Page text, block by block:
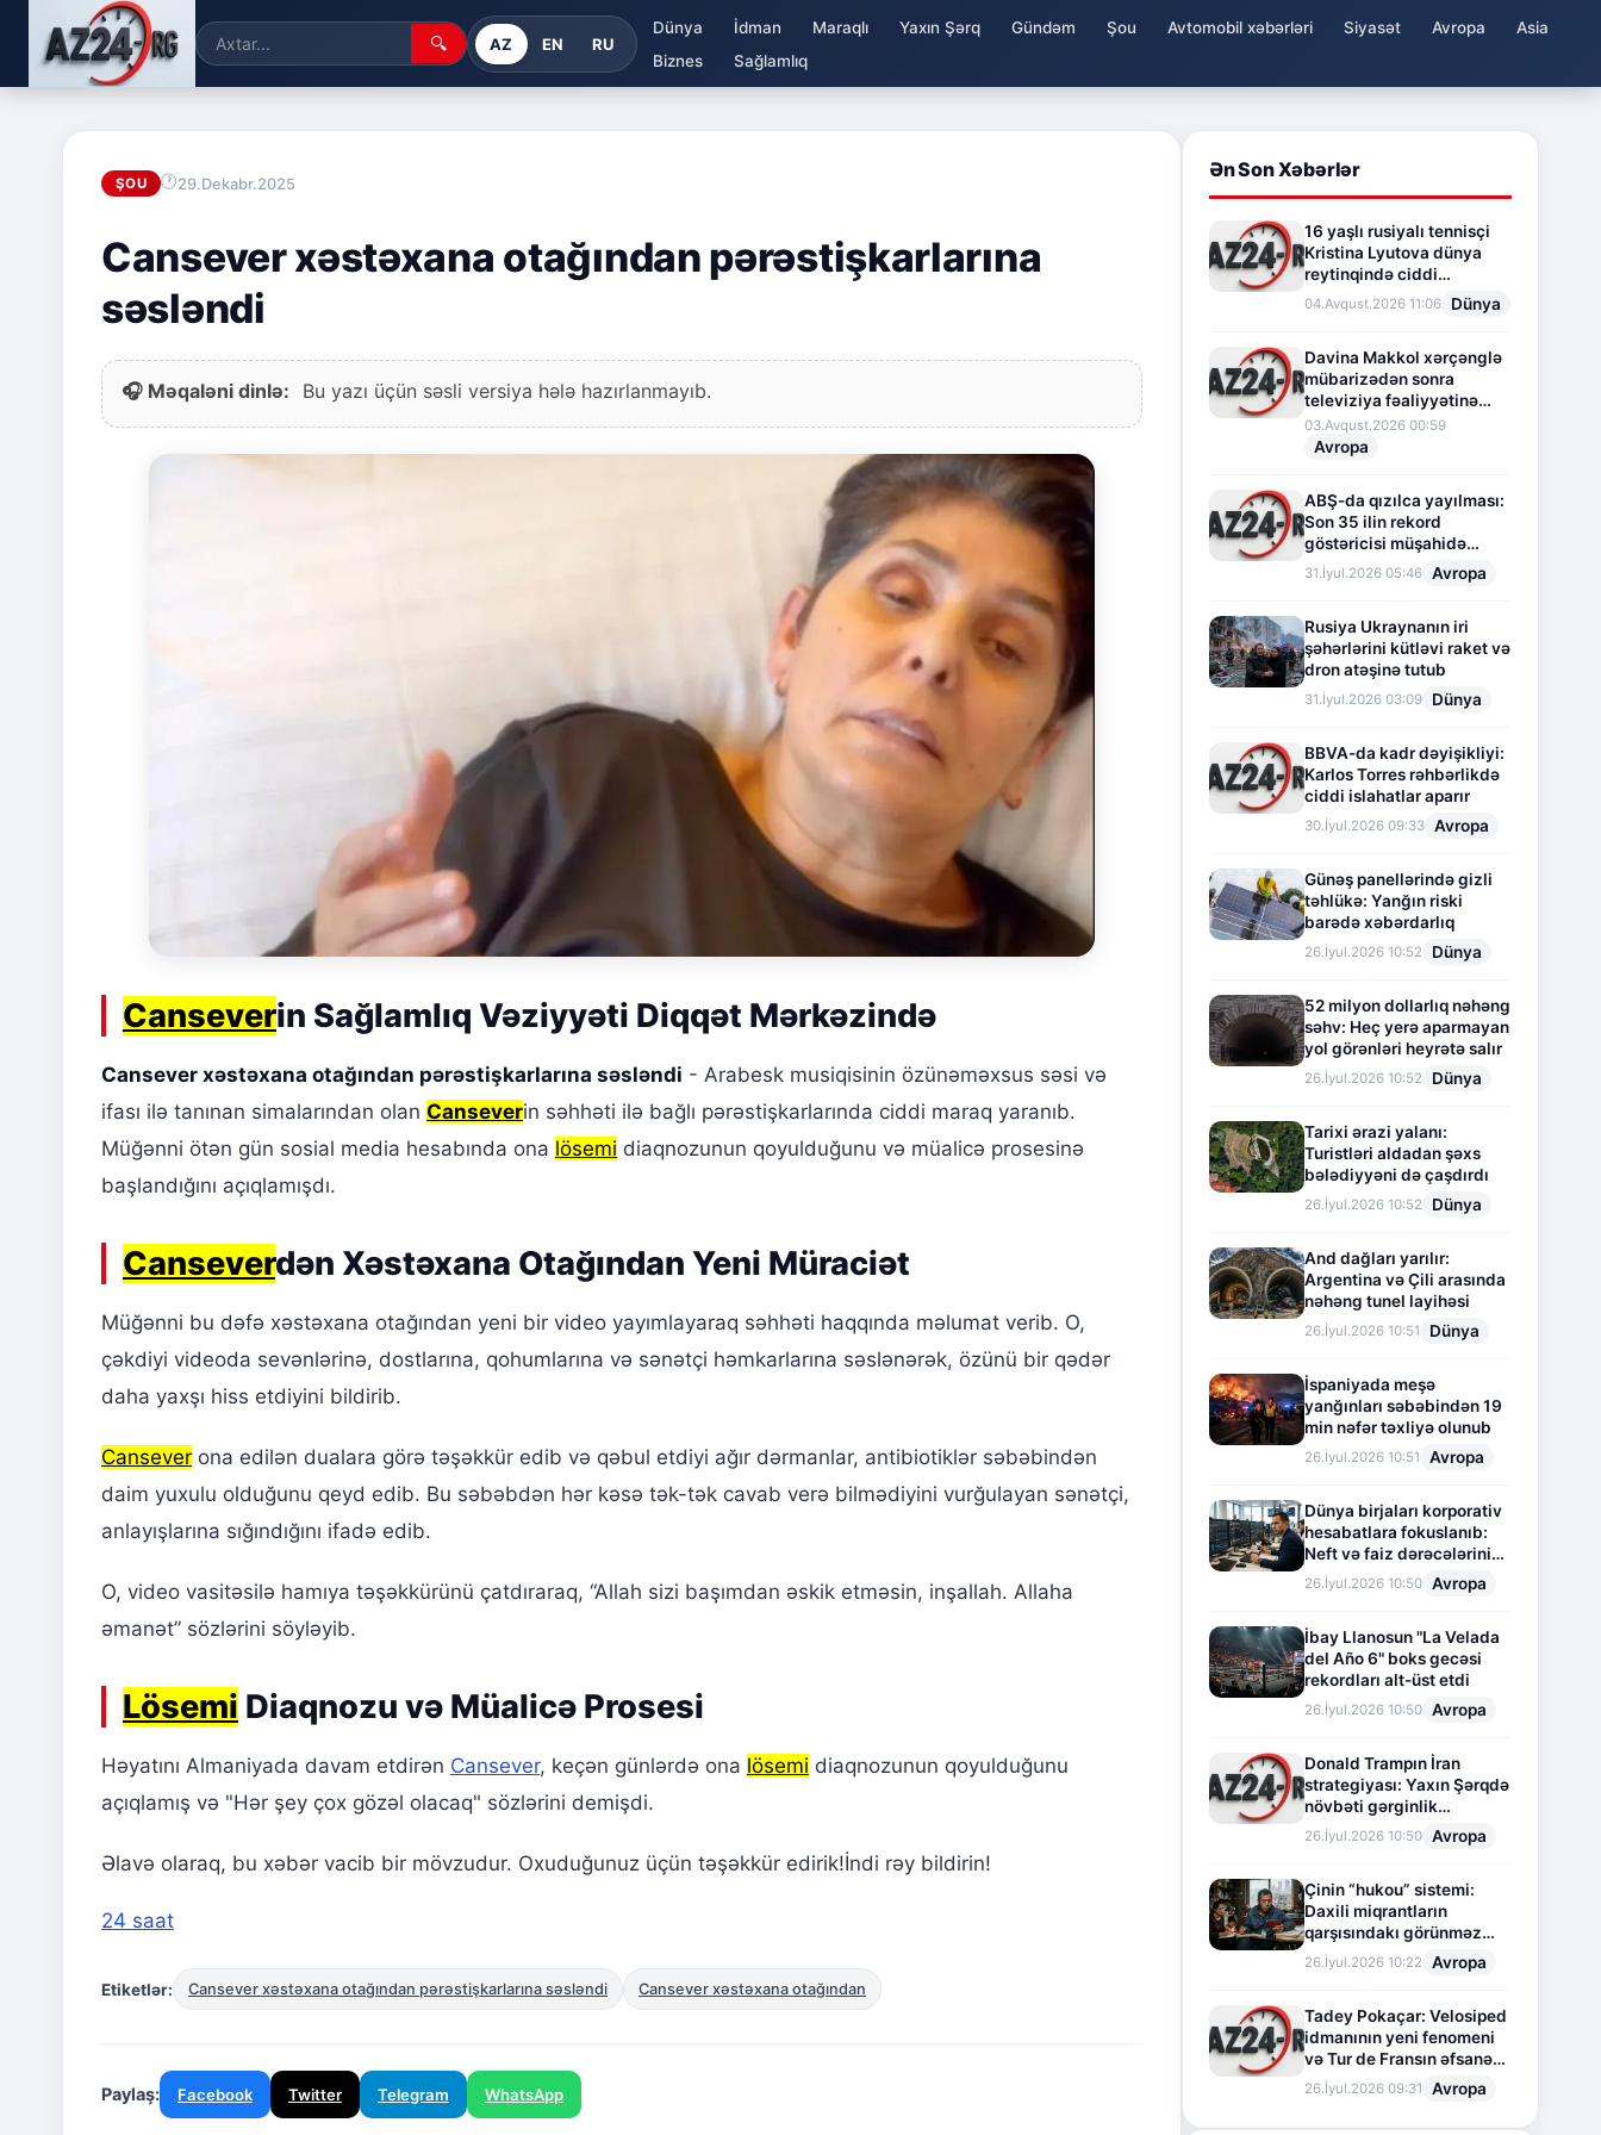
🔍 AZ EN RU
Dünya İdman Maraqlı Yaxın Şərq Gündəm Şou Avtomobil xəbərləri Siyasət Avropa
Asia
Biznes
Sağlamlıq
ŞOU 29.Dekabr.2025
Cansever xəstəxana otağından pərəstişkarlarına
səsləndi
🎧 Məqaləni dinlə: Bu yazı üçün səsli versiya hələ hazırlanmayıb.
Canseverin Sağlamlıq Vəziyyəti Diqqət Mərkəzində
Cansever xəstəxana otağından pərəstişkarlarına səsləndi - Arabesk musiqisinin özünəməxsus səsi və
ifası ilə tanınan simalarından olan Canseverin səhhəti ilə bağlı pərəstişkarlarında ciddi maraq yaranıb.
Müğənni ötən gün sosial media hesabında ona lösemi diaqnozunun qoyulduğunu və müalicə prosesinə
başlandığını açıqlamışdı.
Canseverdən Xəstəxana Otağından Yeni Müraciət
Müğənni bu dəfə xəstəxana otağından yeni bir video yayımlayaraq səhhəti haqqında məlumat verib. O,
çəkdiyi videoda sevənlərinə, dostlarına, qohumlarına və sənətçi həmkarlarına səslənərək, özünü bir qədər
daha yaxşı hiss etdiyini bildirib.
Cansever ona edilən dualara görə təşəkkür edib və qəbul etdiyi ağır dərmanlar, antibiotiklər səbəbindən
daim yuxulu olduğunu qeyd edib. Bu səbəbdən hər kəsə tək-tək cavab verə bilmədiyini vurğulayan sənətçi,
anlayışlarına sığındığını ifadə edib.
O, video vasitəsilə hamıya təşəkkürünü çatdıraraq, “Allah sizi başımdan əskik etməsin, inşallah. Allaha
əmanət” sözlərini söyləyib.
Lösemi Diaqnozu və Müalicə Prosesi
Həyatını Almaniyada davam etdirən Cansever, keçən günlərdə ona lösemi diaqnozunun qoyulduğunu
açıqlamış və "Hər şey çox gözəl olacaq" sözlərini demişdi.
Əlavə olaraq, bu xəbər vacib bir mövzudur. Oxuduğunuz üçün təşəkkür edirik!İndi rəy bildirin!
24 saat
Etiketlər: Cansever xəstəxana otağından pərəstişkarlarına səsləndi Cansever xəstəxana otağından
Paylaş: Facebook Twitter Telegram WhatsApp
Ən Son Xəbərlər
16 yaşlı rusiyalı tennisçi
Kristina Lyutova dünya
reytinqində ciddi
irəliləyişə imza atdı
04.Avqust.2026 11:06 Dünya
Davina Makkol xərçənglə
mübarizədən sonra
televiziya fəaliyyətinə
fasilə verir
03.Avqust.2026 00:59
Avropa
ABŞ-da qızılca yayılması:
Son 35 ilin rekord
göstəricisi müşahidə
olunur
31.İyul.2026 05:46 Avropa
Rusiya Ukraynanın iri
şəhərlərini kütləvi raket və
dron atəşinə tutub
31.İyul.2026 03:09 Dünya
BBVA-da kadr dəyişikliyi:
Karlos Torres rəhbərlikdə
ciddi islahatlar aparır
30.İyul.2026 09:33 Avropa
Günəş panellərində gizli
təhlükə: Yanğın riski
barədə xəbərdarlıq
26.İyul.2026 10:52 Dünya
52 milyon dollarlıq nəhəng
səhv: Heç yerə aparmayan
yol görənləri heyrətə salır
26.İyul.2026 10:52 Dünya
Tarixi ərazi yalanı:
Turistləri aldadan şəxs
bələdiyyəni də çaşdırdı
26.İyul.2026 10:52 Dünya
And dağları yarılır:
Argentina və Çili arasında
nəhəng tunel layihəsi
26.İyul.2026 10:51 Dünya
İspaniyada meşə
yanğınları səbəbindən 19
min nəfər təxliyə olunub
26.İyul.2026 10:51 Avropa
Dünya birjaları korporativ
hesabatlara fokuslanıb:
Neft və faiz dərəcələrinin
təsiri altında cari vəziyyət
26.İyul.2026 10:50 Avropa
İbay Llanosun "La Velada
del Año 6" boks gecəsi
rekordları alt-üst etdi
26.İyul.2026 10:50 Avropa
Donald Trampın İran
strategiyası: Yaxın Şərqdə
növbəti gərginlik
mərhələsi
26.İyul.2026 10:50 Avropa
Çinin “hukou” sistemi:
Daxili miqrantların
qarşısındakı görünməz
sədd
26.İyul.2026 10:22 Avropa
Tadey Pokaçar: Velosiped
idmanının yeni fenomeni
və Tur de Fransın əfsanəvi
səhifəsi
26.İyul.2026 09:31 Avropa